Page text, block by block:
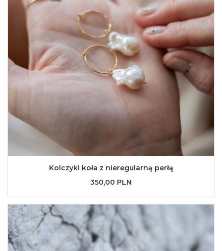
Kolczyki koła z nieregularną perłą
350,00 PLN